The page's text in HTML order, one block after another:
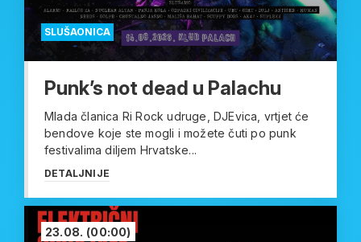
SLUŠAONICA
Punk’s not dead u Palachu
Mlada članica Ri Rock udruge, DJEvica, vrtjet će
bendove koje ste mogli i možete čuti po punk
festivalima diljem Hrvatske...
DETALJNIJE
23.08. (00:00)